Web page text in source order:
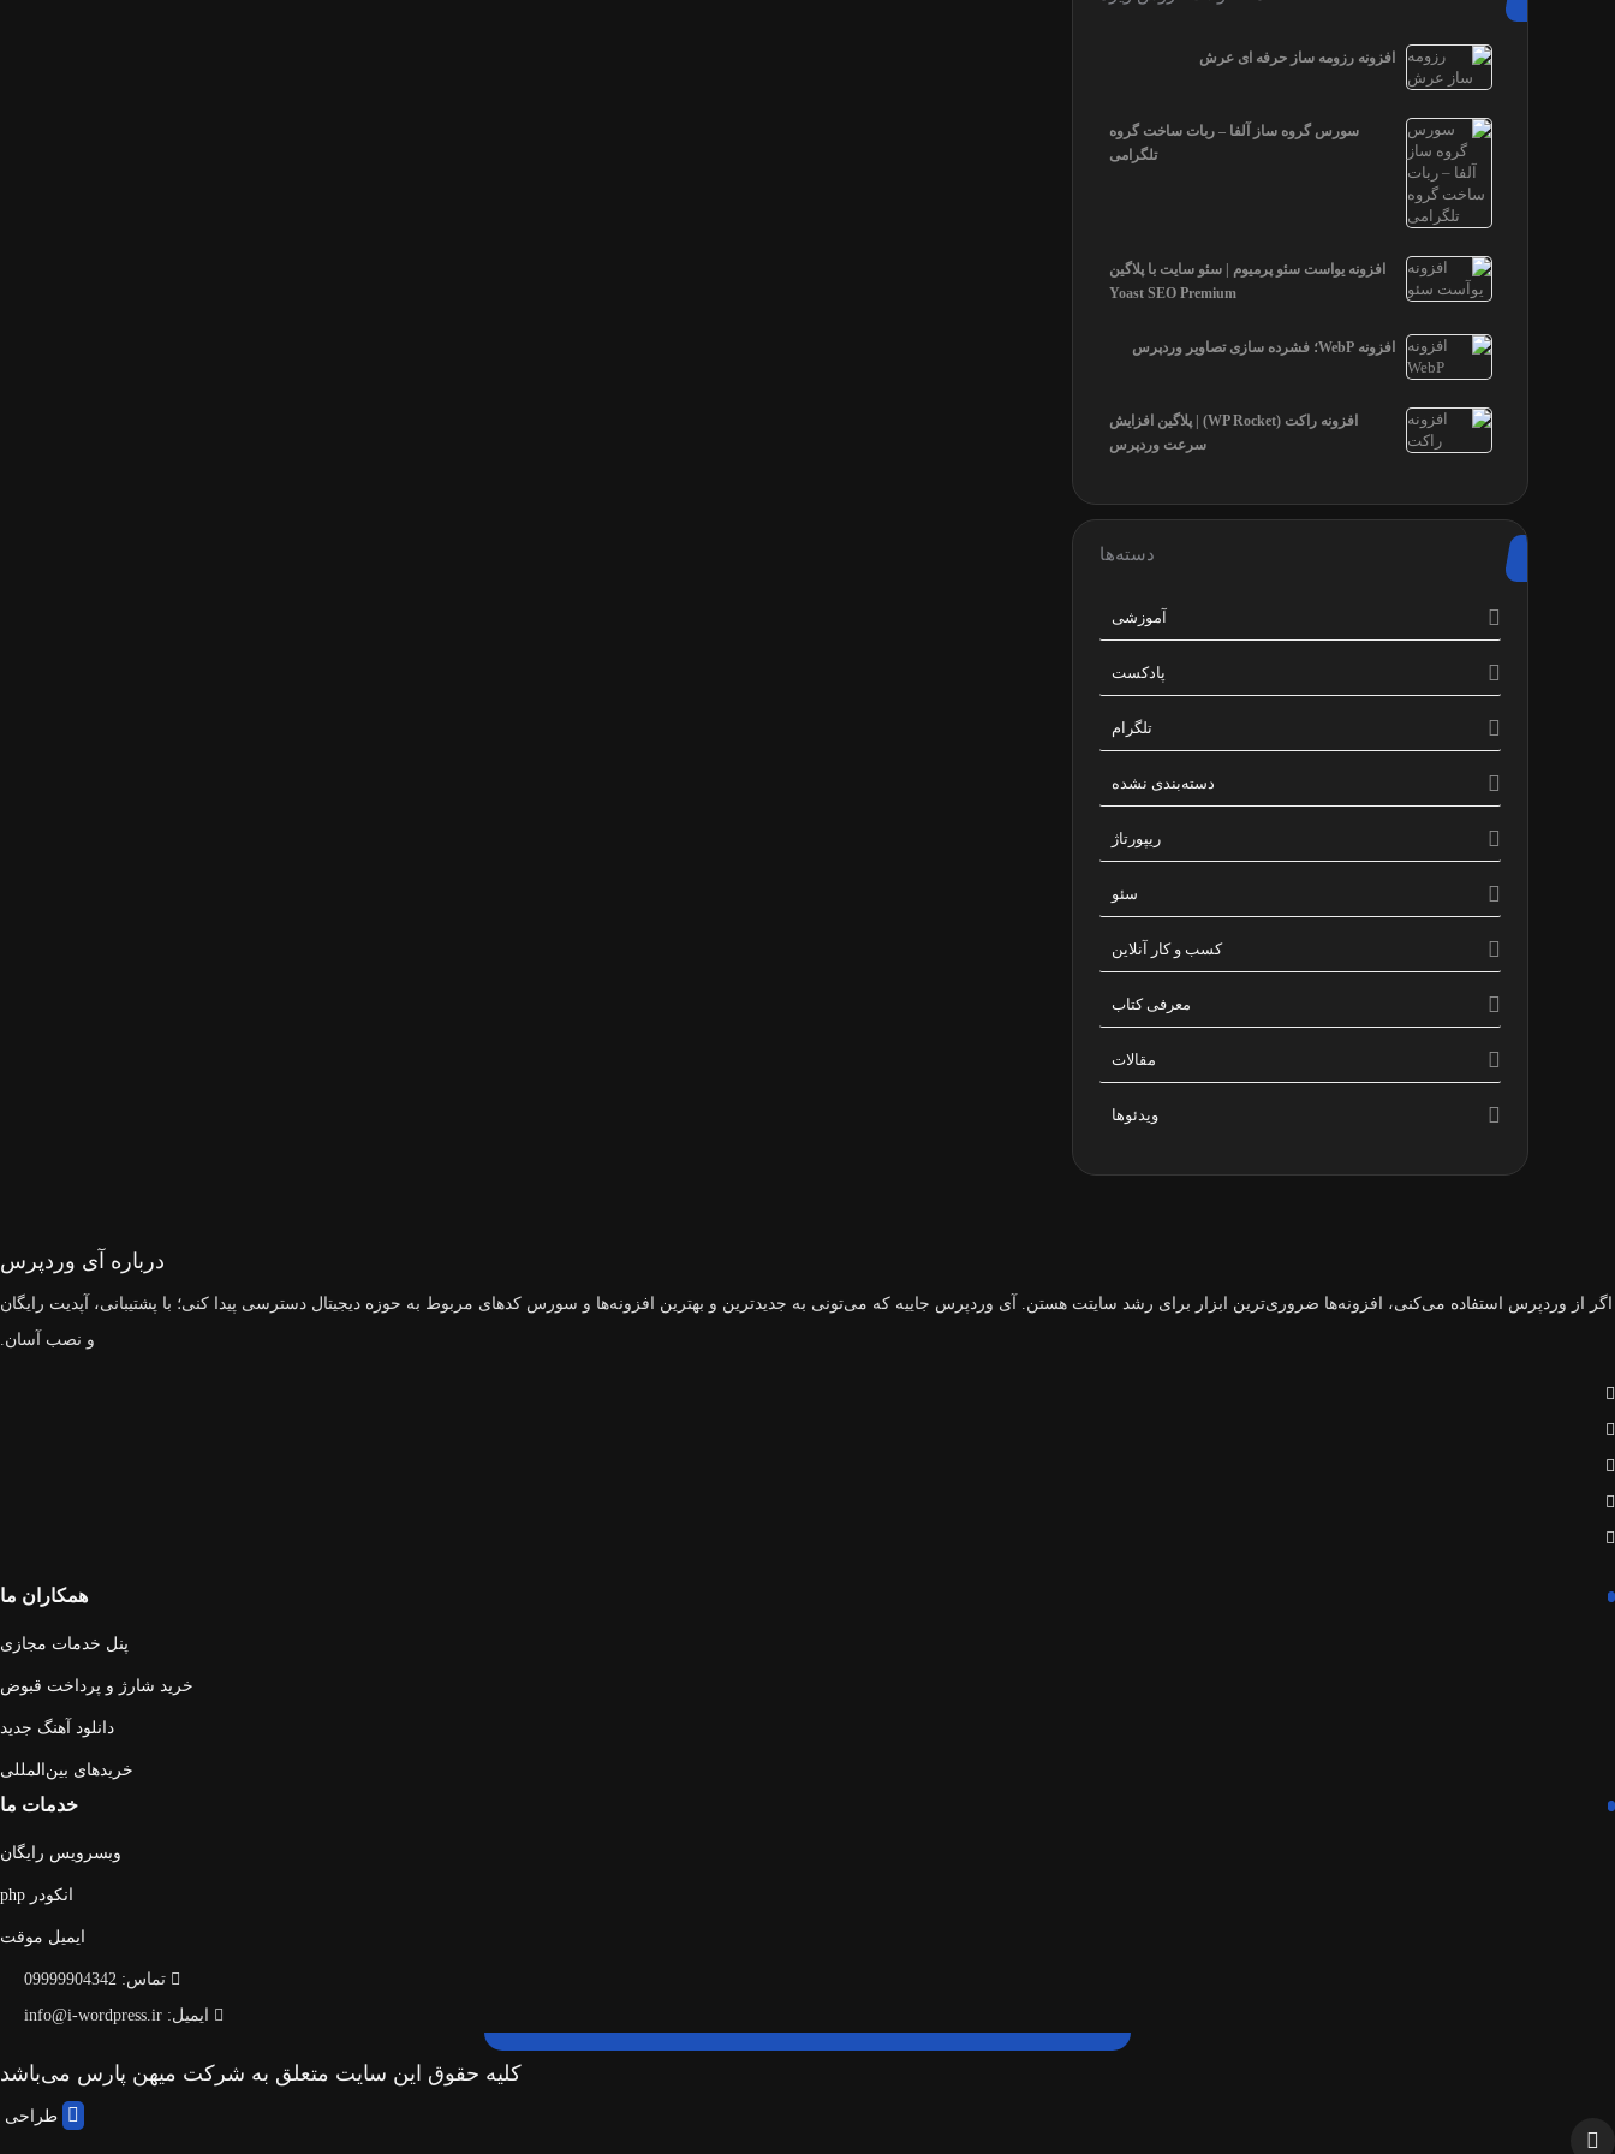
افزونه رزومه ساز حرفه ای عرش
سورس گروه ساز آلفا – ربات ساخت گروه
تلگرامی
افزونه یواست سئو پرمیوم | سئو سایت با پلاگین
Yoast SEO Premium
افزونه WebP؛ فشرده سازی تصاویر وردپرس
افزونه راکت (WP Rocket) | پلاگین افزایش
سرعت وردپرس
دسته‌ها
آموزشی
پادکست
تلگرام
دسته‌بندی نشده
ریپورتاژ
سئو
کسب و کار آنلاین
معرفی کتاب
مقالات
ویدئوها
درباره آی وردپرس
اگر از وردپرس استفاده می‌کنی، افزونه‌ها ضروری‌ترین ابزار برای رشد سایتت هستن. آی وردپرس جاییه که می‌تونی به جدیدترین و بهترین افزونه‌ها و سورس‌ کدهای مربوط به حوزه دیجیتال دسترسی پیدا کنی؛ با پشتیبانی، آپدیت رایگان
و نصب آسان.
همکاران ما
پنل خدمات مجازی
خرید شارژ و پرداخت قبوض
دانلود آهنگ جدید
خریدهای بین‌المللی
خدمات ما
وبسرویس رایگان
انکودر php
ایمیل موقت
تماس: 09999904342
ایمیل: info@i-wordpress.ir
کلیه حقوق این سایت متعلق به شرکت میهن پارس می‌باشد
طراحی